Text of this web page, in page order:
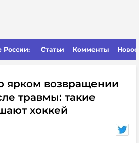
России: Статьи Комменты
ярком возвращении
травмы: такие
хоккей